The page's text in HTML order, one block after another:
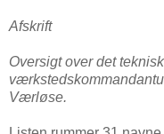
Afskrift
Oversigt over det
Værløse.